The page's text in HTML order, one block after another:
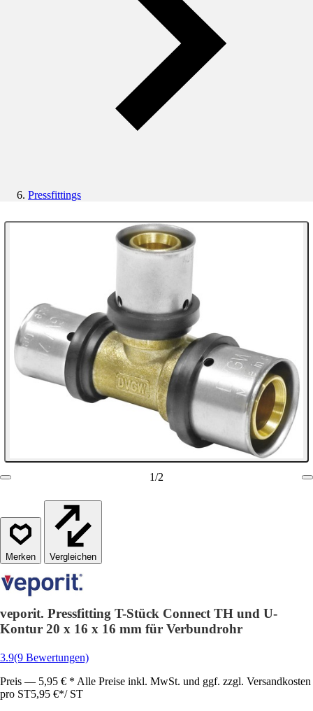
Pressfittings
1/2
Vergleichen
veporit. Pressfitting T-Stück Connect TH und U-
Kontur 20 x 16 x 16 mm für Verbundrohr
3.9(9 Bewertungen)
Preis — 5,95 € * Alle Preise inkl. MwSt. und ggf. zzgl. Versandkosten
pro ST5,95 €*/ ST